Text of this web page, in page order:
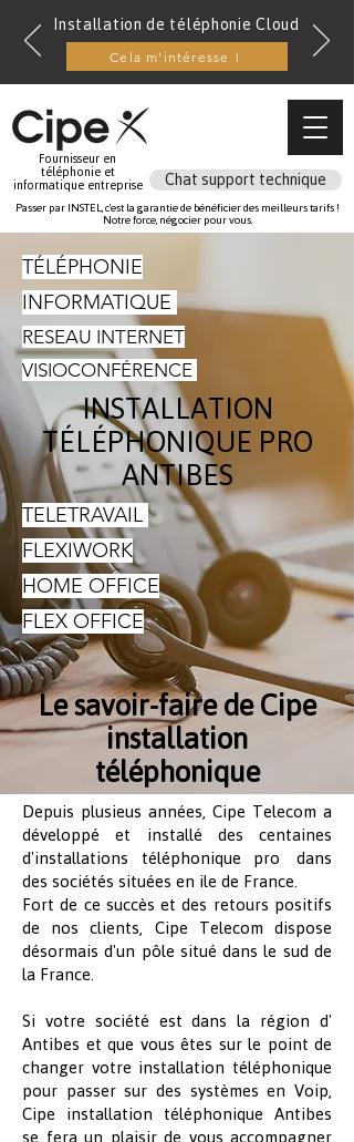
Installation de téléphonie Cloud
Cela m'intéresse !
Fournisseur en
téléphonie et
informatique entreprise
Passer par INSTEL, c'est la garantie de bénéficier des meilleurs tarifs !
Notre force, négocier pour vous.
Chat support technique
TÉLÉPHONIE
INFORMATIQUE
RESEAU INTERNET
VISIOCONFÉRENCE
INSTALLATION
TÉLÉPHONIQUE PRO
ANTIBES
TELETRAVAIL
FLEXIWORK
HOME OFFICE
FLEX OFFICE
Le savoir-faire de Cipe
installation
téléphonique
Depuis plusieus années, Cipe Telecom a
développé et installé des centaines
d'installations téléphonique pro dans
des sociétés situées en ile de France.
Fort de ce succès et des retours positifs
de nos clients, Cipe Telecom dispose
désormais d'un pôle situé dans le sud de
la France.
Si votre société est dans la région d'
Antibes et que vous êtes sur le point de
changer votre installation téléphonique
pour passer sur des systèmes en Voip,
Cipe installation téléphonique Antibes
se fera un plaisir de vous accompagner